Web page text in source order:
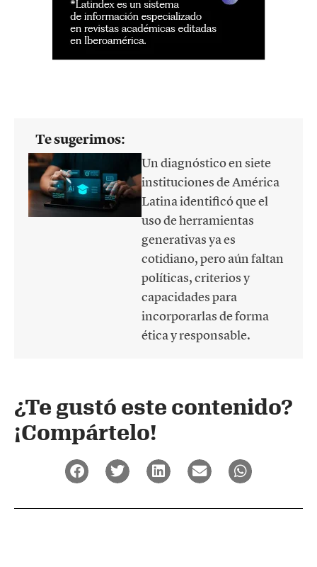
Te sugerimos:
Un diagnóstico en siete
instituciones de América
Latina identificó que el
uso de herramientas
generativas ya es
cotidiano, pero aún faltan
políticas, criterios y
capacidades para
incorporarlas de forma
ética y responsable.
¿Te gustó este contenido?
¡Compártelo!